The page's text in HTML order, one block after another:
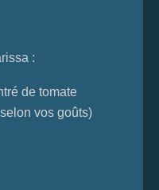
:
de tomate
vos goûts)